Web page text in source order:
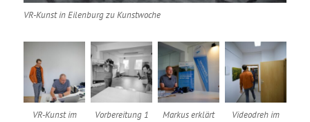
VR-Kunst in Eilenburg zu Kunstwoche
VR-Kunst im
Vorbereitung 1
Markus erklärt
Videodreh im